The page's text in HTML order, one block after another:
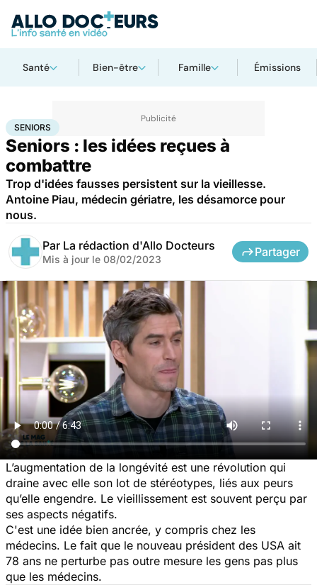
Santé Bien-être Famille Émissions
AccueilSanté
SENIORS
Seniors : les idées reçues à
combattre
Trop d'idées fausses persistent sur la vieillesse.
Antoine Piau, médecin gériatre, les désamorce pour
nous.
Par La rédaction d'Allo Docteurs
Mis à jour le 08/02/2023
Partager
L’augmentation de la longévité est une révolution qui
draine avec elle son lot de stéréotypes, liés aux peurs
qu’elle engendre. Le vieillissement est souvent perçu par
ses aspects négatifs.
C'est une idée bien ancrée, y compris chez les
médecins. Le fait que le nouveau président des USA ait
78 ans ne perturbe pas outre mesure les gens pas plus
que les médecins.